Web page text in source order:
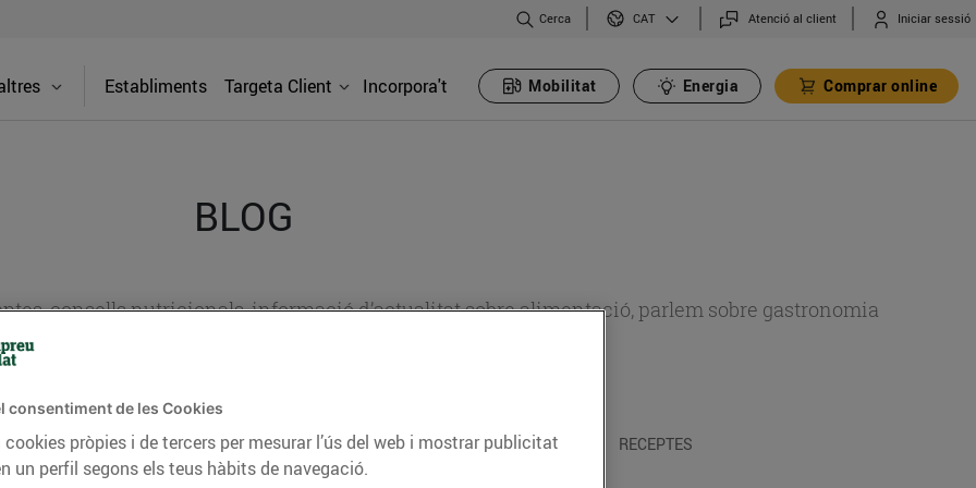
Cerca CAT Atenció al client Iniciar sessió
Establiments Targeta Client Incorpora't Mobilitat Energia Comprar online
BLOG
consells nutricionals, informació d’actualitat sobre alimentació, parlem sobre gastronomia
CONSELLS I HÀBITS SALUDABLES ENERGIA GASTRONOMIA I TRADICIONS RECEPTES
consentiment de les Cookies
pròpies i de tercers per mesurar l’ús del web i mostrar publicitat
un perfil segons els teus hàbits de navegació.